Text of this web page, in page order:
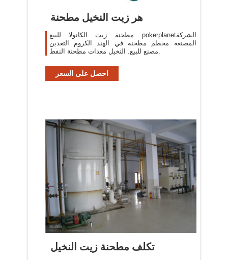
هر زيت النخيل مطحنة
مطحنة زيت الكانولا للبيع pokerplanetالشركة
المصنعة محطم مطحنة في الهند الكروم التعدين
مصنع للبيع. النخيل معدات مطحنة النفط.
احصل على السعر
تكلف مطحنة زيت النخيل